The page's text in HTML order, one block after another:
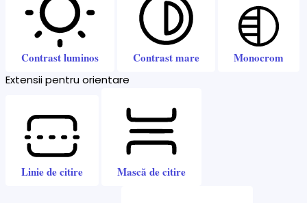
Contrast luminos Contrast mare Monocrom
Extensii pentru orientare
Linie de citire Mască de citire